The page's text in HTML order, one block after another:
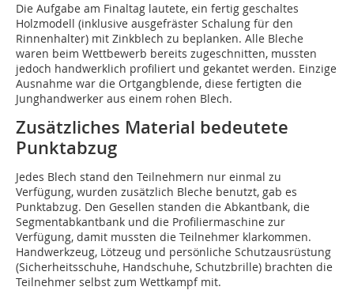
Die Aufgabe am Finaltag lautete, ein fertig geschaltes
Holzmodell (inklusive ausgefräster Schalung für den
Rinnenhalter) mit Zinkblech zu beplanken. Alle Bleche
waren beim Wettbewerb bereits zugeschnitten, mussten
jedoch handwerklich profiliert und gekantet werden. Einzige
Ausnahme war die Ortgangblende, diese fertigten die
Junghandwerker aus einem rohen Blech.
Zusätzliches Material bedeutete
Punktabzug
Jedes Blech stand den Teilnehmern nur einmal zu
Verfügung, wurden zusätzlich Bleche benutzt, gab es
Punktabzug. Den Gesellen standen die Abkantbank, die
Segmentabkantbank und die Profiliermaschine zur
Verfügung, damit mussten die Teilnehmer klarkommen.
Handwerkzeug, Lötzeug und persönliche Schutzausrüstung
(Sicherheitsschuhe, Handschuhe, Schutzbrille) brachten die
Teilnehmer selbst zum Wettkampf mit.